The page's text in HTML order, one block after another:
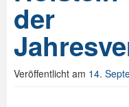
Spenden
Login
der
Veröffentlicht am 14.